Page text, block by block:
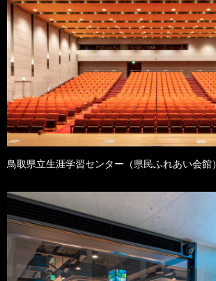
鳥取県立生涯学習センター（県民ふれあい会館）